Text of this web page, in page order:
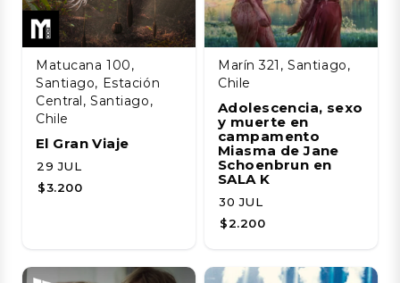
Matucana 100,
Santiago, Estación
Central, Santiago,
Chile
El Gran Viaje
29 JUL
$3.200
Marín 321, Santiago,
Chile
Adolescencia, sexo
y muerte en
campamento
Miasma de Jane
Schoenbrun en
SALA K
30 JUL
$2.200